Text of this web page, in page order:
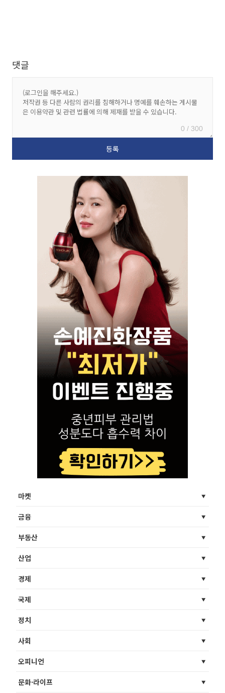
댓글
0 / 300
마켓
금융
부동산
산업
경제
국제
정치
사회
오피니언
문화·라이프